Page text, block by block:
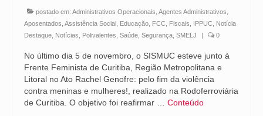
postado em: Administrativos Operacionais Agentes Administrativos
Aposentados Assistência Social Educação FCC Fiscais IPPUC Notícia
Destaque Notícias Polivalentes Saúde Segurança SMELJ | 0
No último dia 5 de novembro, o SISMUC esteve junto à
Frente Feminista de Curitiba, Região Metropolitana e
Litoral no Ato Rachel Genofre: pelo fim da violência
contra meninas e mulheres!, realizado na Rodoferroviária
de Curitiba. O objetivo foi reafirmar … Conteúdo